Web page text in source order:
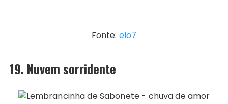
Fonte: elo7
19. Nuvem sorridente